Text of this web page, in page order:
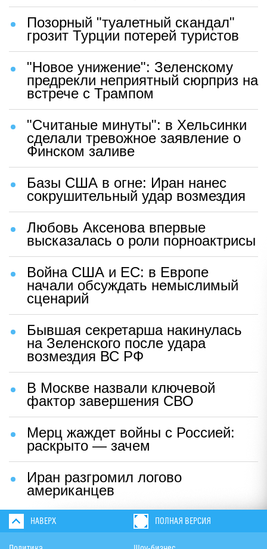
Позорный "туалетный скандал"
грозит Турции потерей туристов
"Новое унижение": Зеленскому
предрекли неприятный сюрприз на
встрече с Трампом
"Считаные минуты": в Хельсинки
сделали тревожное заявление о
Финском заливе
Базы США в огне: Иран нанес
сокрушительный удар возмездия
Любовь Аксенова впервые
высказалась о роли порноактрисы
Война США и ЕС: в Европе
начали обсуждать немыслимый
сценарий
Бывшая секретарша накинулась
на Зеленского после удара
возмездия ВС РФ
В Москве назвали ключевой
фактор завершения СВО
Мерц жаждет войны с Россией:
раскрыто — зачем
Иран разгромил логово
американцев
НАВЕРХ ПОЛНАЯ ВЕРСИЯ